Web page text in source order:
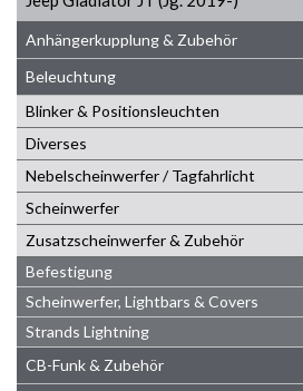
Anhängerkupplung & Zubehör
Beleuchtung
Blinker & Positionsleuchten
Diverses
Nebelscheinwerfer / Tagfahrlicht
Scheinwerfer
Zusatzscheinwerfer & Zubehör
Befestigung
Scheinwerfer, Lightbars & Covers
Strands Lightning
CB-Funk & Zubehör